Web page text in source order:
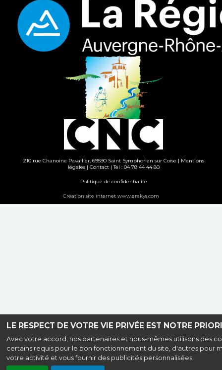
LE RESPECT DE VOTRE VIE PRIVÉE EST NOTRE
Avec votre accord, nos partenaires et nous-mêmes utilisons des
certains requis pour le bon fonctionnement du site, d'autres pour
votre activité et vous fournir des publicités personnalisées.
210 rue Chanoine Pavailler, 69590 Saint Symphorien sur Coise | Mentions
légales| Contact| Tel : 04 78 44 44 80
Politique de confidentialité
Création site internet www.erakys.com